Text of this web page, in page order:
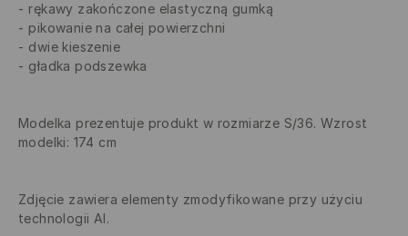
rękawy zakończone elastyczną gumką
pikowanie na całej powierzchni
dwie kieszenie
gładka podszewka
Modelka prezentuje produkt w rozmiarze S/36. Wzrost
modelki: 174 cm
Zdjęcie zawiera elementy zmodyfikowane przy użyciu
technologii AI.